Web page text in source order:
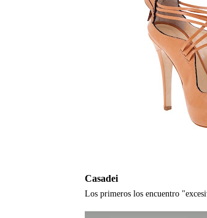
Casadei
Los primeros los encuentro